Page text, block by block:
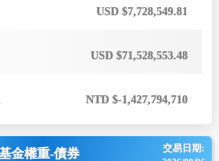
USD $7,728,549.81
USD $71,528,553.48
NTD $-1,427,794,710
金權重-債券
交易日期: